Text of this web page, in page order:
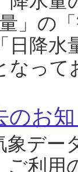
」の
日降
なっ
のお
デー
利用